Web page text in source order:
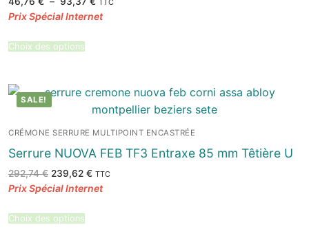
prix :
Choix des options
SALE!
CRÉMONE SERRURE MULTIPOINT ENCASTRÉE
Serrure NUOVA FEB TF3 Entraxe 85 mm Têtière U
292,74€ Le
initial
239,62 €Le
actuel
TTC
Choix des options